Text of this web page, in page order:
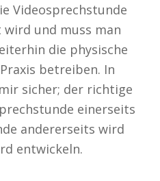
Videosprechstunde
und muss man
die physische
betreiben. In
sicher; der richtige
einerseits
andererseits wird
entwickeln.